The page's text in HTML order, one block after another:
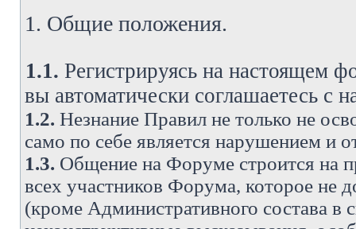
1. Общие положения.
1.1. Регистрируясь на настоящем
вы автоматически соглашаетесь
1.2. Незнание Правил не только не
само по себе является нарушением и
1.3. Общение на Форуме строится на
всех участников Форума, которое не
(кроме Административного состава в